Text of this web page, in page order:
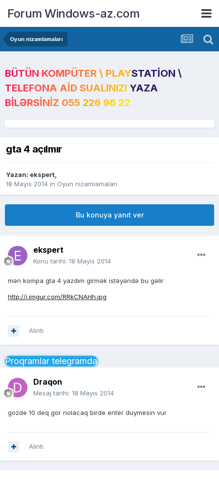
Forum Windows-az.com
Oyun nizamlamaları
BÜTÜN KOMPÜTER \ PLAYSTATION \
TELEFONA AID SUALINIZI YAZA
BILƏRSINIZ 055 226 96 22
gta 4 açılmır
Yazan: ekspert,
18 Mayıs 2014 in Oyun nizamlamaları
Bu konuya yanıt ver
ekspert
Konu tarihi: 18 Mayıs 2014
mən kompa gta 4 yazdım girmək istəyəndə bu gəlir
http://i.imgur.com/RRkCNAHh.jpg
Alıntı
Proqramlar telegramda
Draqon
Mesaj tarihi: 18 Mayıs 2014
gozde 10 deq gor nolacaq birde enter duymesin vur
Alıntı